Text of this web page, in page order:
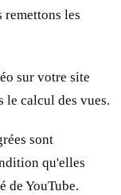
remettons les
sur votre site
le calcul des vues.
sont
qu'elles
de YouTube.